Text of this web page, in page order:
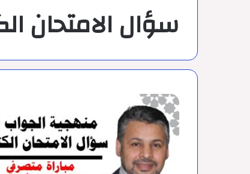
سؤال الامتحان